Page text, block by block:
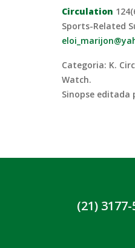
Circulation
Sports-Related
Categoria: K.
Watch.
Sinopse editada
(21) 3177-